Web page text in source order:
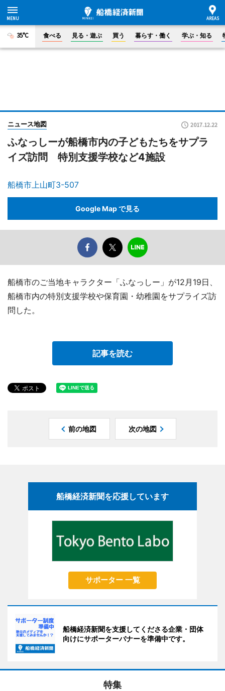
35°C 食べる 見る・遊ぶ 買う 暮らす・働く 学ぶ・知る
ニュース地図 2017.12.22
ふなっしーが船橋市内の子どもたちをサプラ
イズ訪問 特別支援学校など4施設
船橋市上山町3-507
Google Map で見る
船橋市のご当地キャラクター「ふなっしー」が12月19日、
船橋市内の特別支援学校や保育園・幼稚園をサプライズ訪
問した。
記事を読む
前の地図 次の地図
船橋経済新聞を応援しています
サポーター 一覧
船橋経済新聞を支援してくださる企業・団体
向けにサポーターバナーを準備中です。
特集